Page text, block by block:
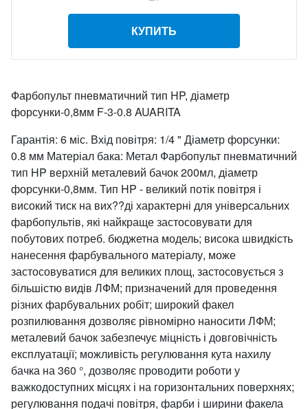
КУПИТЬ
Фарбопульт пневматичний тип HP, діаметр
форсунки-0,8мм F-3-0.8 AUARITA
Гарантія: 6 міс. Вхід повітря: 1/4 " Діаметр форсунки:
0.8 мм Матеріал бака: Метал Фарбопульт пневматичний
тип HP верхній металевий бачок 200мл, діаметр
форсунки-0,8мм. Тип HP - великий потік повітря і
високий тиск на вих??ді характерні для універсальних
фарбопультів, які найкраще застосовувати для
побутових потреб. бюджетна модель; висока швидкість
нанесення фарбувального матеріалу, може
застосовуватися для великих площ, застосовується з
більшістю видів ЛФМ; призначений для проведення
різних фарбувальних робіт; широкий факел
розпилювання дозволяє рівномірно наносити ЛФМ;
металевий бачок забезпечує міцність і довговічність
експлуатації; можливість регулювання кута нахилу
бачка на 360 °, дозволяє проводити роботи у
важкодоступних місцях і на горизонтальних поверхнях;
регулювання подачі повітря, фарби і ширини факела